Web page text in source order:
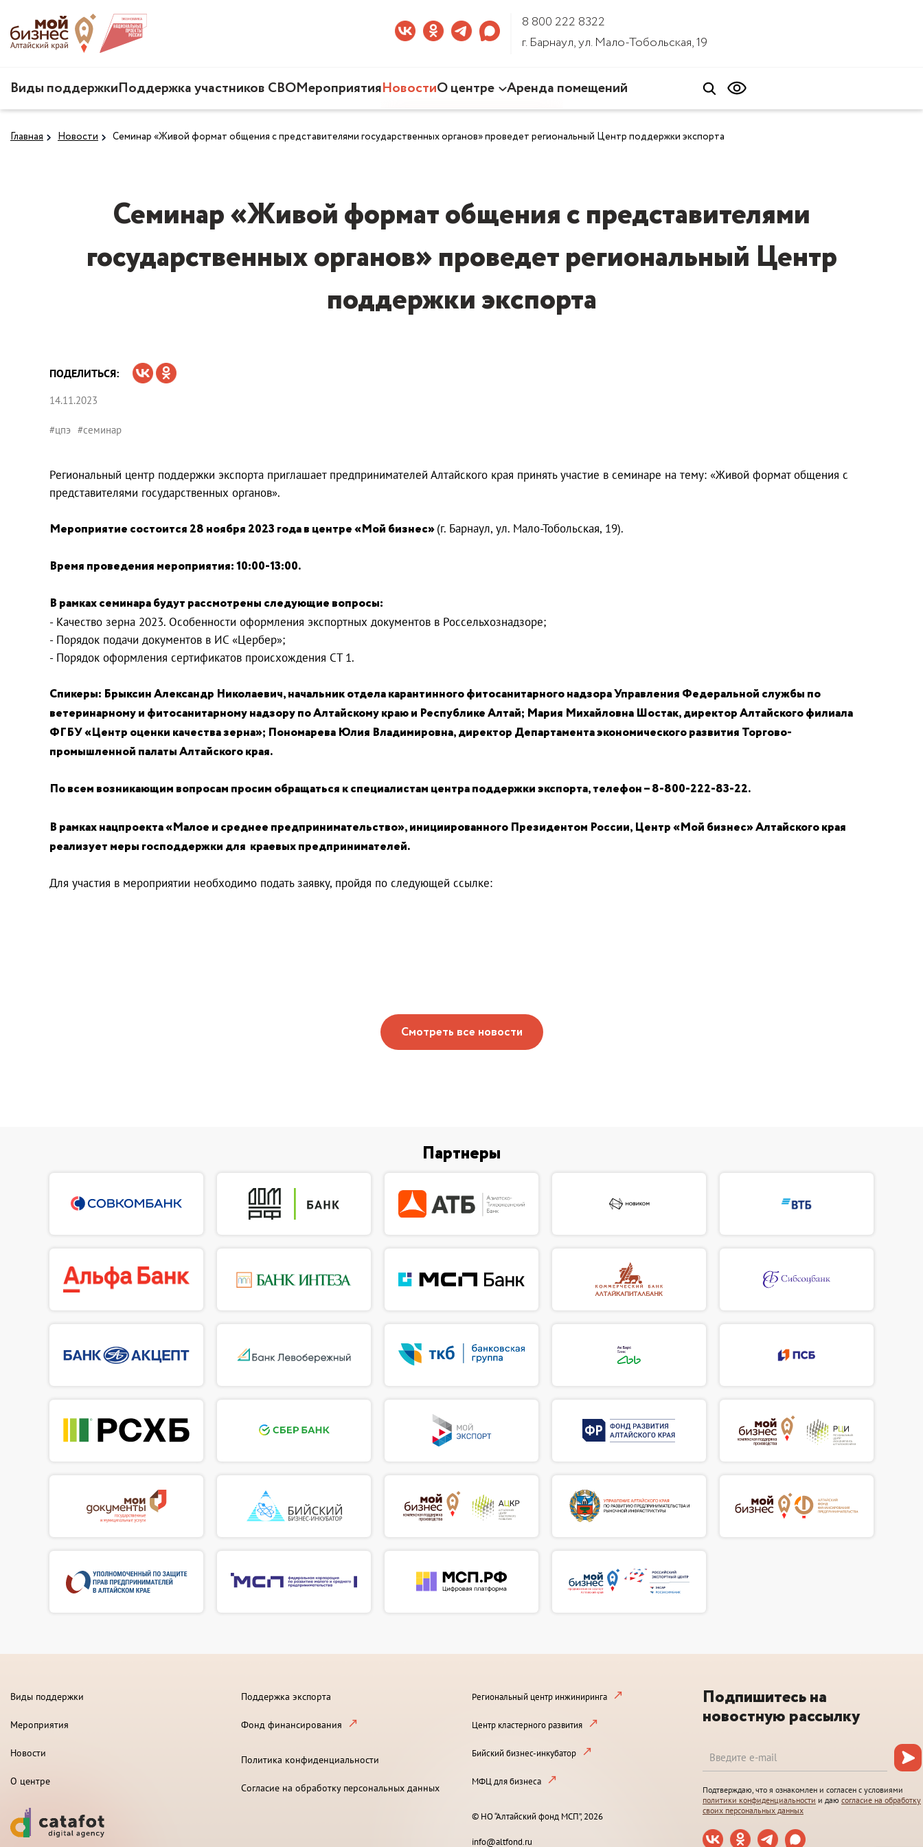
8 800 222 8322
г. Барнаул, ул. Мало-Тобольская, 19
Виды поддержкиПоддержка участников СВОМероприятияНовостиО центре
Команда Центра
3D-тур по Центру
Аренда помещений
Главная Новости Семинар «Живой формат общения с представителями государственных органов» проведет региональный Центр поддержки экспорта
Семинар «Живой формат общения с представителями
государственных органов» проведет региональный Центр
поддержки экспорта
ПОДЕЛИТЬСЯ:
14.11.2023
#цпэ #семинар
Региональный центр поддержки экспорта приглашает предпринимателей Алтайского края принять участие в семинаре на тему: «Живой формат общения с
представителями государственных органов».
Мероприятие состоится 28 ноября 2023 года в центре «Мой бизнес»(г. Барнаул, ул. Мало-Тобольская, 19).
Время проведения мероприятия: 10:00-13:00.
В рамках семинара будут рассмотрены следующие вопросы:
- Качество зерна 2023. Особенности оформления экспортных документов в Россельхознадзоре;
- Порядок подачи документов в ИС «Цербер»;
- Порядок оформления сертификатов происхождения СТ 1.
Спикеры: Брыксин Александр Николаевич, начальник отдела карантинного фитосанитарного надзора Управления Федеральной службы по
ветеринарному и фитосанитарному надзору по Алтайскому краю и Республике Алтай; Мария Михайловна Шостак, директор Алтайского филиала
ФГБУ «Центр оценки качества зерна»; Пономарева Юлия Владимировна, директор Департамента экономического развития Торгово-
промышленной палаты Алтайского края.
По всем возникающим вопросам просим обращаться к специалистам центра поддержки экспорта, телефон – 8-800-222-83-22.
В рамках нацпроекта «Малое и среднее предпринимательство», инициированного Президентом России, Центр «Мой бизнес» Алтайского края
реализует меры господдержки для краевых предпринимателей.
Для участия в мероприятии необходимо подать заявку, пройдя по следующей ссылке:
Смотреть все новости
Партнеры
Виды поддержки
Мероприятия
Новости
О центре
Поддержка экспорта
Фонд финансирования
Политика конфиденциальности
Согласие на обработку персональных данных
Региональный центр инжиниринга
Центр кластерного развития
Бийский бизнес-инкубатор
МФЦ для бизнеса
© НО “Алтайский фонд МСП”, 2026
info@altfond.ru
Подпишитесь на
новостную рассылку
Подтверждаю, что я ознакомлен и согласен с условиями
политики конфиденциальности и даю согласие на обработку
своих персональных данных